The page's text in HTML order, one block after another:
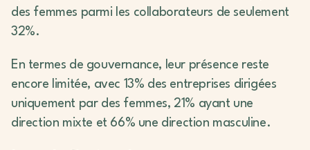
des femmes parmi les collaborateurs de seulement
32%.
En termes de gouvernance, leur présence reste
encore limitée, avec 13% des entreprises dirigées
uniquement par des femmes, 21% ayant une
direction mixte et 66% une direction masculine.